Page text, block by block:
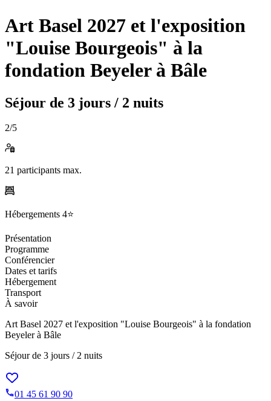
Art Basel 2027 et l'exposition
"Louise Bourgeois" à la
fondation Beyeler à Bâle
Séjour de 3 jours / 2 nuits
2/5
21 participants max.
Hébergements 4⭐️
Présentation
Programme
Conférencier
Dates et tarifs
Hébergement
Transport
À savoir
Art Basel 2027 et l'exposition "Louise Bourgeois" à la fondation
Beyeler à Bâle
Séjour de 3 jours / 2 nuits
01 45 61 90 90